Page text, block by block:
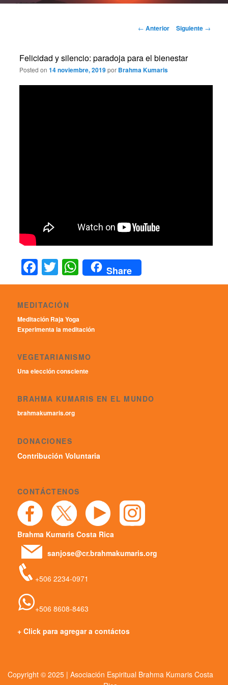
Navegación
← Anterior Siguiente →
Felicidad y silencio: paradoja para el bienestar
Posted on 14 noviembre, 2019por Brahma Kumaris
Facebook
Twitter
WhatsApp
Share
MEDITACIÓN
Meditación Raja Yoga
Experimenta la meditación
VEGETARIANISMO
Una elección consciente
BRAHMA KUMARIS EN EL MUNDO
brahmakumaris.org
DONACIONES
Contribución Voluntaria
CONTÁCTENOS
Brahma Kumaris Costa Rica
sanjose@cr.brahmakumaris.org
+506 2234-0971
+506 8608-8463
+ Click para agregar a contáctos
Copyright © 2025 | Asociación Espiritual Brahma Kumaris Costa